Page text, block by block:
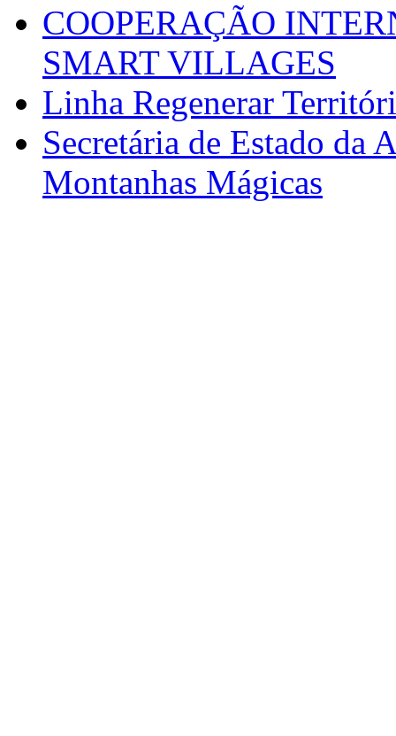
COOPERAÇÃO
SMART VILLAGES
Linha Regenerar
Secretária de Estado da
Montanhas Mágicas